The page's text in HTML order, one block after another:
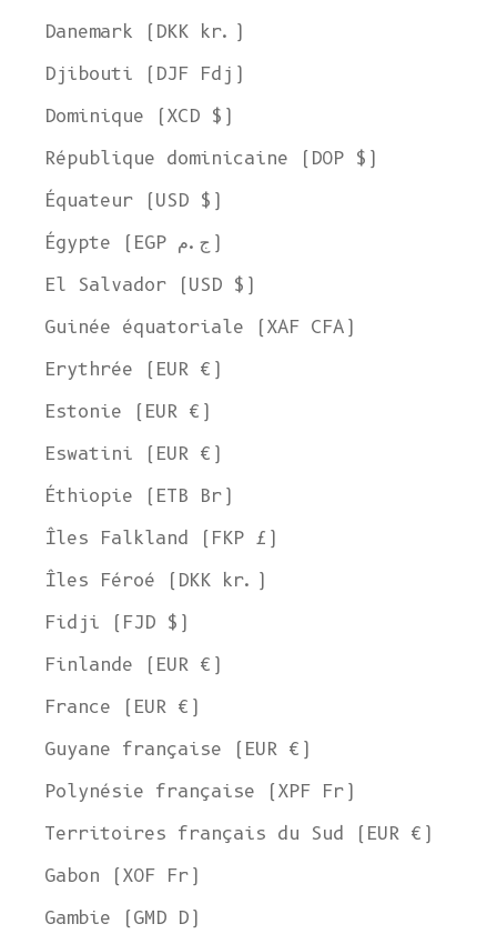
Danemark (DKK kr.)
Djibouti (DJF Fdj)
Dominique (XCD $)
République dominicaine (DOP $)
Équateur (USD $)
Égypte (EGP ج.م)
El Salvador (USD $)
Guinée équatoriale (XAF CFA)
Erythrée (EUR €)
Estonie (EUR €)
Eswatini (EUR €)
Éthiopie (ETB Br)
Îles Falkland (FKP £)
Îles Féroé (DKK kr.)
Fidji (FJD $)
Finlande (EUR €)
France (EUR €)
Guyane française (EUR €)
Polynésie française (XPF Fr)
Territoires français du Sud (EUR €)
Gabon (XOF Fr)
Gambie (GMD D)